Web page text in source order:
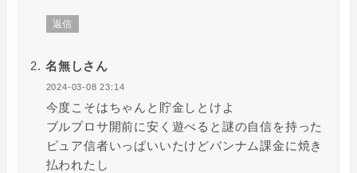
返信
名無しさん
2024-03-08 23:14
今度こそはちゃんと貯金しとけよ
ブルプロサ開前に安く遊べると謎の自信を持った
ピュア信者いっぱいいたけどバンナム課金に焼き
払われたし